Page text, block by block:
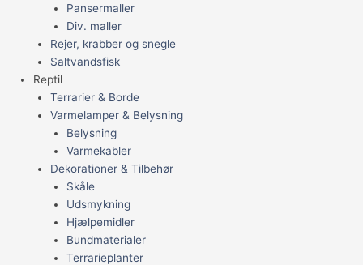
Pansermaller
Div. maller
Rejer, krabber og snegle
Saltvandsfisk
Reptil
Terrarier & Borde
Varmelamper & Belysning
Belysning
Varmekabler
Dekorationer & Tilbehør
Skåle
Udsmykning
Hjælpemidler
Bundmaterialer
Terrarieplanter